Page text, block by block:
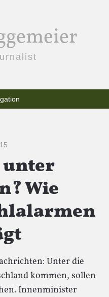
Wie
Unter die
kommen, sollen
Innenminister